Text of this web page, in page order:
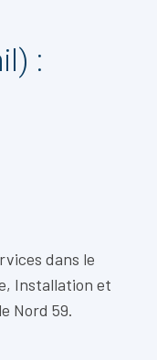
:
dans le
Installation et
Nord 59.